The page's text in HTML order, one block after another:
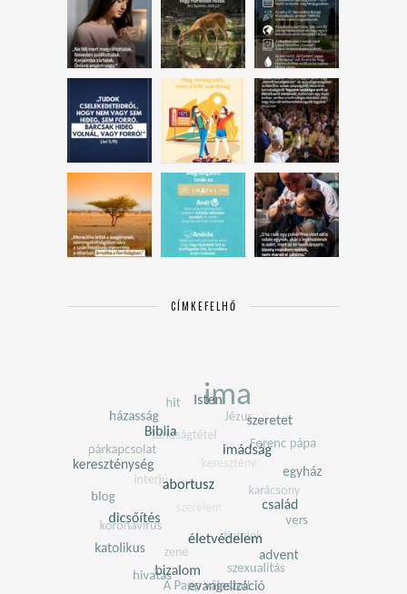
CÍMKEFELHŐ